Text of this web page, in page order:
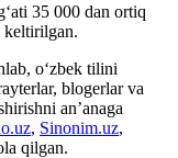
35 000 dan ortiq
keltirilgan.
o‘zbek tilini
blogerlar va
an’anaga
, Sinonim.uz,
qilgan.